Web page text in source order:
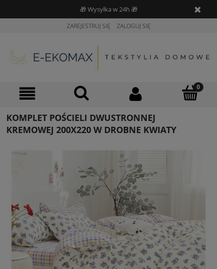
🎁 Wysyłka w 24h 🎁
ZAREJESTRUJ SIĘ ZALOGUJ SIĘ
KOMPLET POŚCIELI DWUSTRONNEJ
KREMOWEJ 200X220 W DROBNE KWIATY